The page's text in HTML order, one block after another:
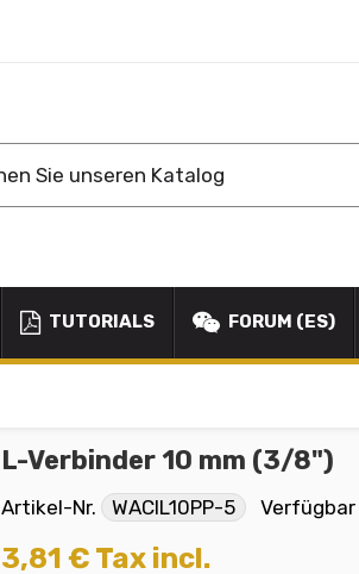
TUTORIALS FORUM (ES)
L-Verbinder 10 mm (3/8")
Artikel-Nr. WACIL10PP-5 Verfügbar
3,81 € Tax incl.